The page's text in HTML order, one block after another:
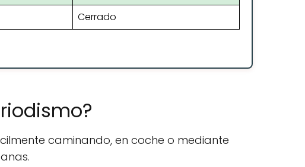
Cerrado
caminando, en coche o mediante